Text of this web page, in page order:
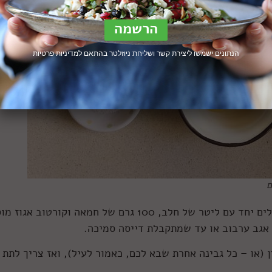
מבחינת כמויות, שמתי כוס ורבע סולת, שמבשלים יחד עם ליטר של חלב, 100 גרם של חמאה
(או – כל גבינה אחרת שבא לכם, כאמור לעיל), ואז צריך
הנתונים ישמשו ליצירת קשר ושליחת ניוזלטר בהתאם למדיניות פרטיות